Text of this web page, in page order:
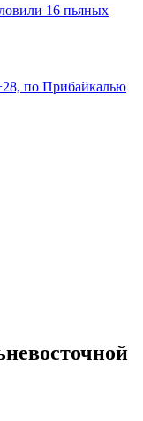
16 пьяных
по Прибайкалью